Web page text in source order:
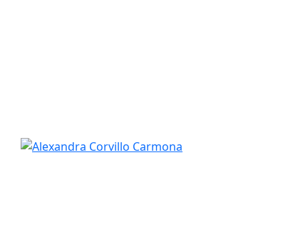
Alexandra Corvillo Carmona